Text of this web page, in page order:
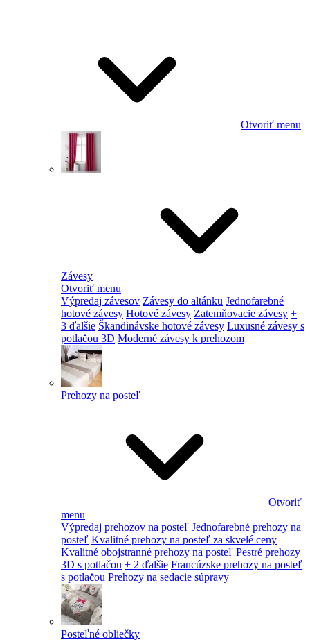
Otvoriť menu
Závesy
Otvoriť menu
Výpredaj závesov Závesy do altánku Jednofarebné
hotové závesy Hotové závesy Zatemňovacie závesy +
3 ďalšie Škandinávske hotové závesy Luxusné závesy s
potlačou 3D Moderné závesy k prehozom
Prehozy na posteľ
Otvoriť
menu
Výpredaj prehozov na posteľ Jednofarebné prehozy na
posteľ Kvalitné prehozy na posteľ za skvelé ceny
Kvalitné obojstranné prehozy na posteľ Pestré prehozy
3D s potlačou + 2 ďalšie Francúzske prehozy na posteľ
s potlačou Prehozy na sedacie súpravy
Posteľné obliečky